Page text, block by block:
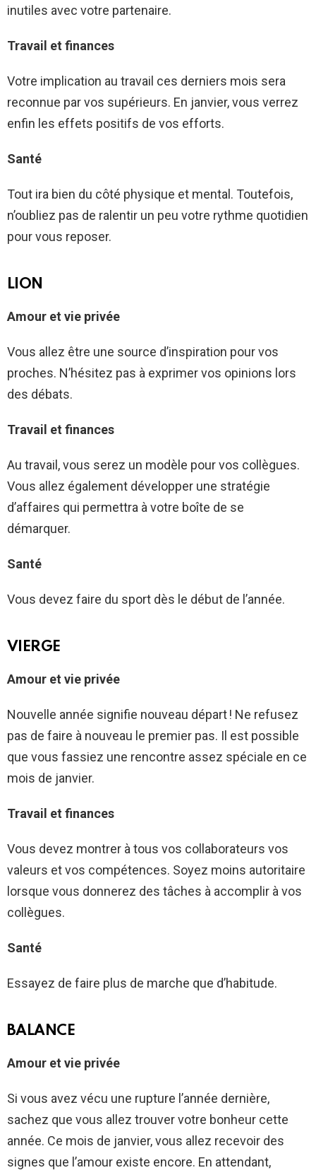
inutiles avec votre partenaire.
Travail et finances
Votre implication au travail ces derniers mois sera
reconnue par vos supérieurs. En janvier, vous verrez
enfin les effets positifs de vos efforts.
Santé
Tout ira bien du côté physique et mental. Toutefois,
n’oubliez pas de ralentir un peu votre rythme quotidien
pour vous reposer.
LION
Amour et vie privée
Vous allez être une source d’inspiration pour vos
proches. N’hésitez pas à exprimer vos opinions lors
des débats.
Travail et finances
Au travail, vous serez un modèle pour vos collègues.
Vous allez également développer une stratégie
d’affaires qui permettra à votre boîte de se
démarquer.
Santé
Vous devez faire du sport dès le début de l’année.
VIERGE
Amour et vie privée
Nouvelle année signifie nouveau départ ! Ne refusez
pas de faire à nouveau le premier pas. Il est possible
que vous fassiez une rencontre assez spéciale en ce
mois de janvier.
Travail et finances
Vous devez montrer à tous vos collaborateurs vos
valeurs et vos compétences. Soyez moins autoritaire
lorsque vous donnerez des tâches à accomplir à vos
collègues.
Santé
Essayez de faire plus de marche que d’habitude.
BALANCE
Amour et vie privée
Si vous avez vécu une rupture l’année dernière,
sachez que vous allez trouver votre bonheur cette
année. Ce mois de janvier, vous allez recevoir des
signes que l’amour existe encore. En attendant,